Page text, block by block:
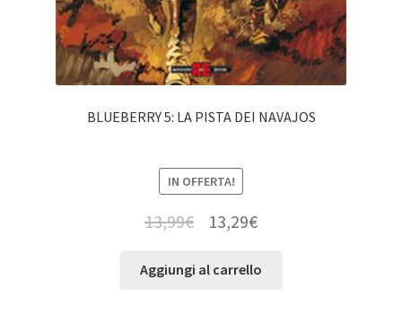
BLUEBERRY 5: LA PISTA DEI NAVAJOS
IN OFFERTA!
13,99€ 13,29€
Aggiungi al carrello